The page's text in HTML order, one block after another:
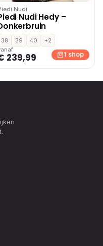
Nudi
Nudi Hedy –
38 39 40
+2
239,99 1 shop